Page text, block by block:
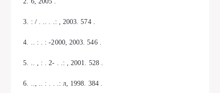
3. : / . .. . .: , 2003. 574 .
4. .. : . : -2000, 2003. 546 .
5. .. , : . 2- . .: , 2001. 528 .
6. .., .. : . . .: л, 1998. 384 .